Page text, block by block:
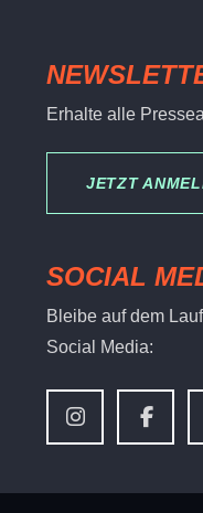
Erhalte alle
JETZT
SOCIAL
Bleibe auf dem
Social Media: